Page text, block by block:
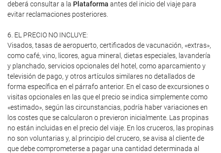
deberá consultar a la Plataforma antes del inicio del viaje para
evitar reclamaciones posteriores.
6. EL PRECIO NO INCLUYE:
Visados, tasas de aeropuerto, certificados de vacunación, «extras»,
como café, vino, licores, agua mineral, dietas especiales, lavandería
y planchado, servicios opcionales del hotel, como aparcamiento y
televisión de pago, y otros artículos similares no detallados de
forma específica en el párrafo anterior. En el caso de excursiones o
visitas opcionales en las que el precio se indica simplemente como
«estimado», según las circunstancias, podría haber variaciones en
los costes que se calcularon o previeron inicialmente. Las propinas
no están incluidas en el precio del viaje. En los cruceros, las propinas
no son voluntarias y, al principio del crucero, se avisa al cliente de
que debe comprometerse a pagar una cantidad determinada al